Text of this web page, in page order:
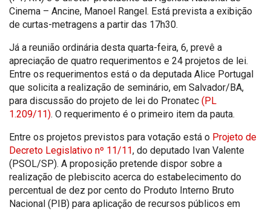
Cinema – Ancine, Manoel Rangel. Está prevista a exibição
de curtas-metragens a partir das 17h30.
Já a reunião ordinária desta quarta-feira, 6, prevê a
apreciação de quatro requerimentos e 24 projetos de lei.
Entre os requerimentos está o da deputada Alice Portugal
que solicita a realização de seminário, em Salvador/BA,
para discussão do projeto de lei do Pronatec (PL
1.209/11). O requerimento é o primeiro item da pauta.
Entre os projetos previstos para votação está o Projeto de
Decreto Legislativo nº 11/11, do deputado Ivan Valente
(PSOL/SP). A proposição pretende dispor sobre a
realização de plebiscito acerca do estabelecimento do
percentual de dez por cento do Produto Interno Bruto
Nacional (PIB) para aplicação de recursos públicos em